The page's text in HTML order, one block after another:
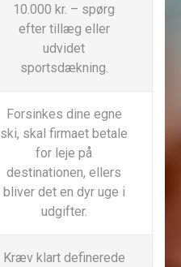
10.000 kr. – spørg
efter tillæg eller
udvidet
sportsdækning.
Forsinkes dine egne
ski, skal firmaet betale
for leje på
destinationen, ellers
bliver det en dyr uge i
udgifter.
Kræv klart definerede